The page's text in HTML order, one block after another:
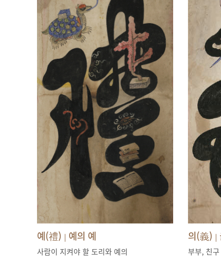
예(禮) | 예의 예
사람이 지켜야 할 도리와 예의
의(義) |
부부, 친